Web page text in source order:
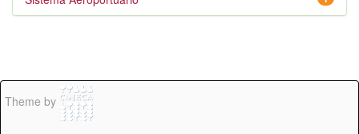
Theme by